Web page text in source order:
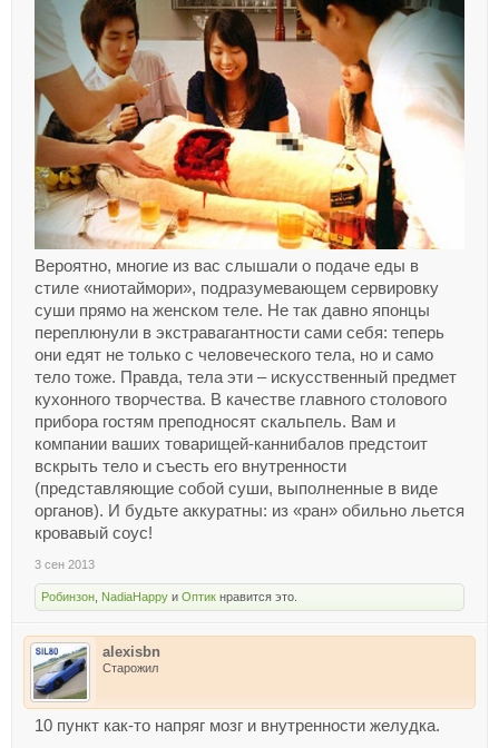
Вероятно, многие из вас слышали о подаче еды в
стиле «ниотаймори», подразумевающем сервировку
суши прямо на женском теле. Не так давно японцы
переплюнули в экстравагантности сами себя: теперь
они едят не только с человеческого тела, но и само
тело тоже. Правда, тела эти – искусственный предмет
кухонного творчества. В качестве главного столового
прибора гостям преподносят скальпель. Вам и
компании ваших товарищей-каннибалов предстоит
вскрыть тело и съесть его внутренности
(представляющие собой суши, выполненные в виде
органов). И будьте аккуратны: из «ран» обильно льется
кровавый соус!
3 сен 2013
Робинзон NadiaHappy и Оптик нравится это.
alexisbn
Старожил
10 пункт как-то напряг мозг и внутренности желудка.